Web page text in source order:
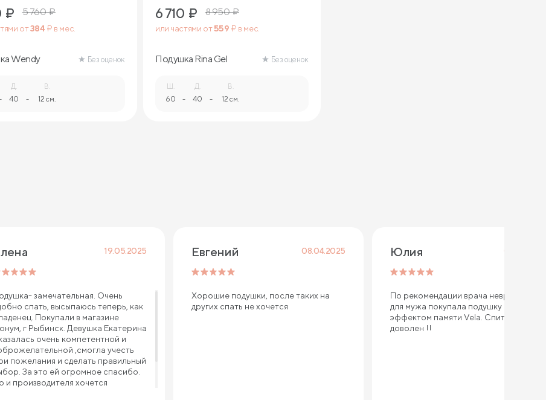
₽ 5 760₽
от384 ₽ в мес.
Wendy Без оценок
Д.
40 -
В.
12 см.
6 710 ₽ 8 950₽
или частями от559 ₽ в мес.
Подушка Rina Gel Без оценок
Ш.
60 -
Д.
40 -
В.
12 см.
19.05.2025
замечательная. Очень
спать, высыпаюсь теперь, как
Покупали в магазине
г Рыбинск. Девушка Екатерина
очень компетентной и
,смогла учесть
пожелания и сделать правильный
За это ей огромное спасибо.
и производителя хочется
Евгений 08.04.2025
Хорошие подушки, после таких на
других спать не хочется
Юлия 07.12.2024
По рекомендации врача невролога
для мужа покупала подушку с
эффектом памяти Vela. Спит уже год -
доволен !!